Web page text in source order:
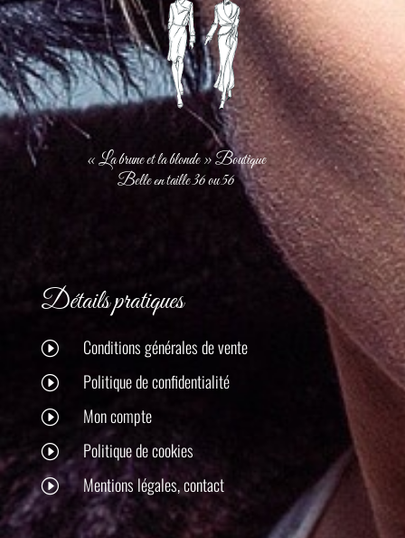
« La brune et la blonde » Boutique
Belle en taille 36 ou 56
Détails pratiques
I Conditions générales de vente
I Politique de confidentialité
I Mon compte
I Politique de cookies
I Mentions légales, contact